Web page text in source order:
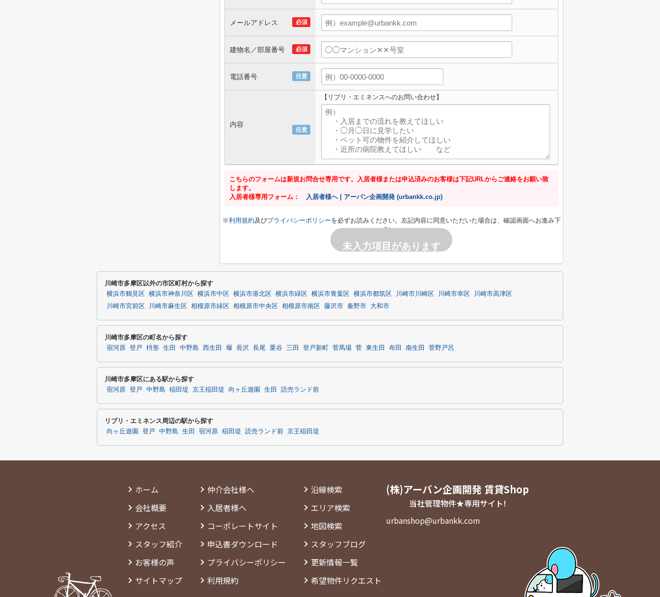
必須
メールアドレス
必須
建物名／部屋番号
任意
電話番号
任意
内容
【リブリ・エミネンスへのお問い合わせ】
こちらのフォームは新規お問合せ専用です。入居者様または申込済みのお客様は下記URLからご連絡をお願い致
します。
入居者様専用フォーム： 入居者様へ | アーバン企画開発 (urbankk.co.jp)
※利用規約及びプライバシーポリシーを必ずお読みください。左記内容に同意いただいた場合は、確認画面へお進み下
さい。
未入力項目があります
川崎市多摩区以外の市区町村から探す
横浜市鶴見区 横浜市神奈川区 横浜市中区 横浜市港北区 横浜市緑区 横浜市青葉区 横浜市都筑区 川崎市川崎区 川崎市幸区
川崎市高津区
川崎市宮前区
川崎市麻生区 相模原市緑区 相模原市中央区 相模原市南区 藤沢市 秦野市 大和市
川崎市多摩区の町名から探す
宿河原 登戸 枡形 生田 中野島 西生田 堰 長沢 長尾 栗谷 三田 登戸新町 菅馬場 菅 東生田 布田 南生田 菅野戸呂
川崎市多摩区にある駅から探す
宿河原 登戸 中野島 稲田堤 京王稲田堤 向ヶ丘遊園 生田 読売ランド前
リブリ・エミネンス周辺の駅から探す
向ヶ丘遊園 登戸 中野島 生田 宿河原 稲田堤 読売ランド前 京王稲田堤
ホーム
会社概要
アクセス
スタッフ紹介
お客様の声
サイトマップ
仲介会社様へ
入居者様へ
コーポレートサイト
申込書ダウンロード
プライバシーポリシー
利用規約
沿線検索
エリア検索
地図検索
スタッフブログ
更新情報一覧
希望物件リクエスト
(株)アーバン企画開発 賃貸Shop
当社管理物件★専用サイト!
urbanshop@urbankk.com